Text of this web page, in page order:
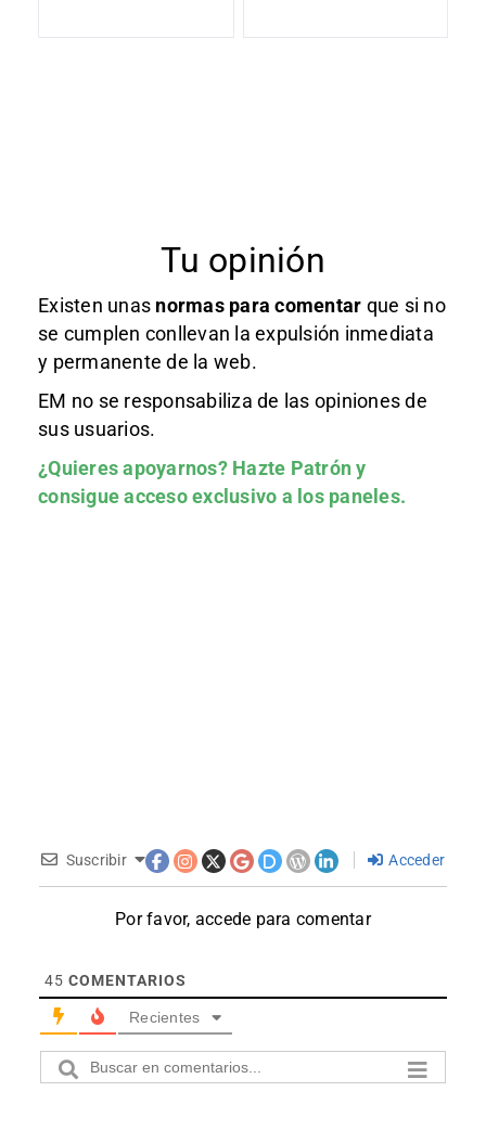
Tu opinión
Existen unas normas para comentar que si no
se cumplen conllevan la expulsión inmediata
y permanente de la web.
EM no se responsabiliza de las opiniones de
sus usuarios.
¿Quieres apoyarnos? Hazte Patróny
consigue acceso exclusivo a los paneles.
Suscribir Acceder
Por favor, accede para comentar
45 COMENTARIOS
Recientes